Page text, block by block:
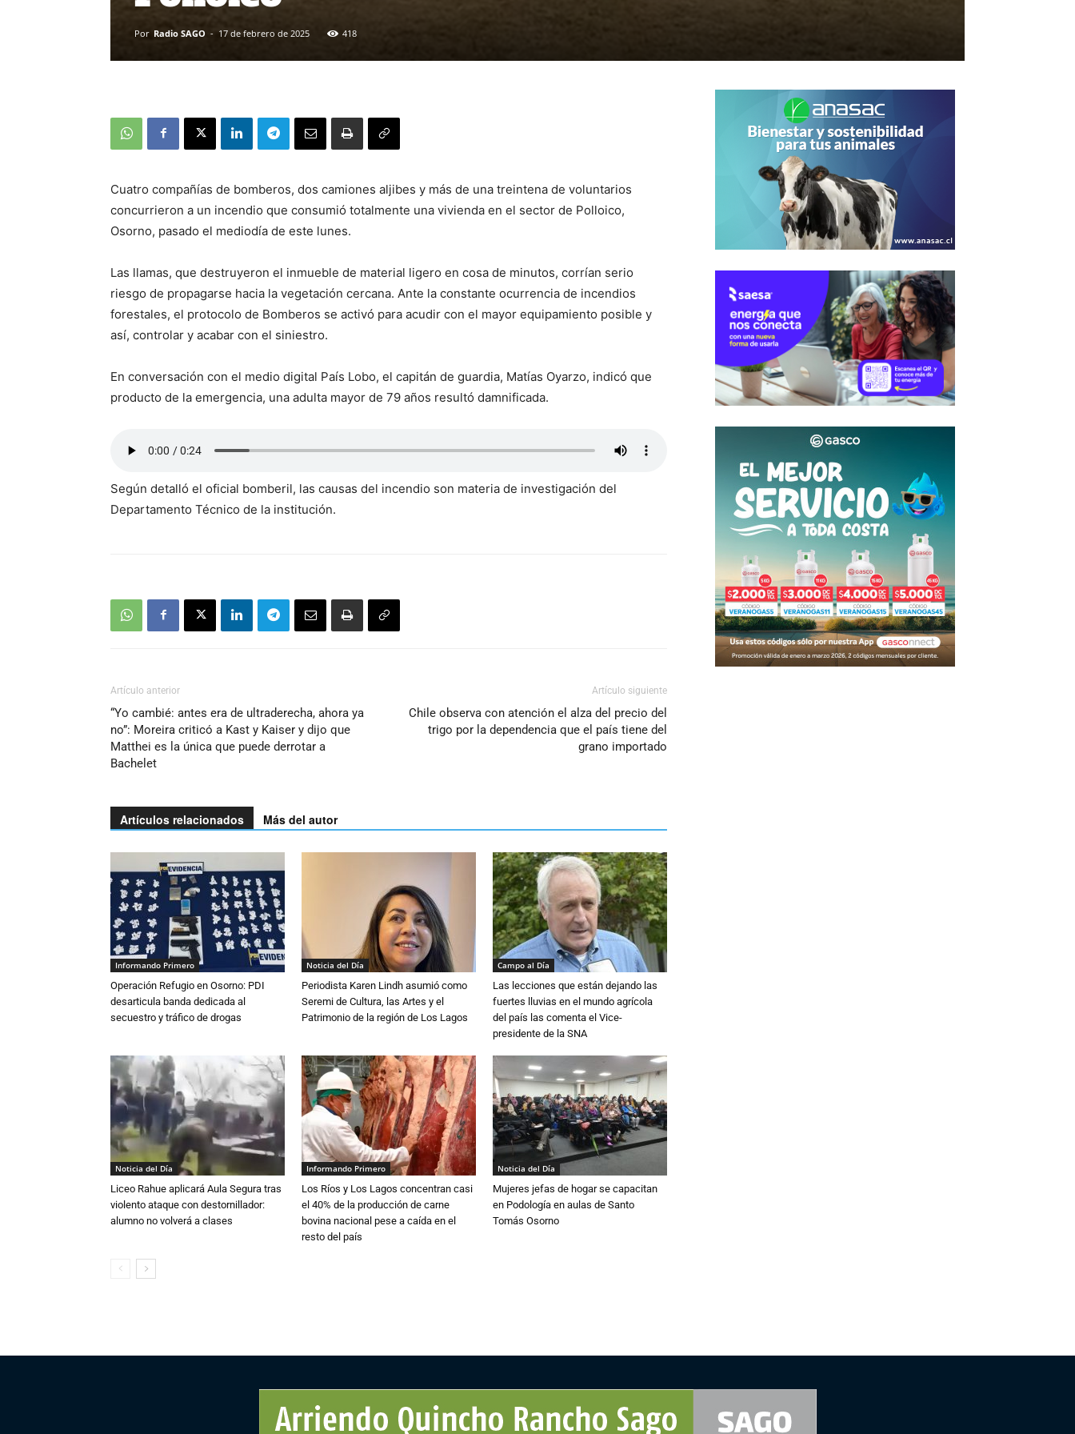
Por Radio SAGO - 17 de febrero de 2025 418
Cuatro compañías de bomberos, dos camiones aljibes y más de una treintena de voluntarios
concurrieron a un incendio que consumió totalmente una vivienda en el sector de Polloico,
Osorno, pasado el mediodía de este lunes.
Las llamas, que destruyeron el inmueble de material ligero en cosa de minutos, corrían serio
riesgo de propagarse hacia la vegetación cercana. Ante la constante ocurrencia de incendios
forestales, el protocolo de Bomberos se activó para acudir con el mayor equipamiento posible y
así, controlar y acabar con el siniestro.
En conversación con el medio digital País Lobo, el capitán de guardia, Matías Oyarzo, indicó que
producto de la emergencia, una adulta mayor de 79 años resultó damnificada.
Según detalló el oficial bomberil, las causas del incendio son materia de investigación del
Departamento Técnico de la institución.
Artículo anterior
“Yo cambié: antes era de ultraderecha, ahora ya
no”: Moreira criticó a Kast y Kaiser y dijo que
Matthei es la única que puede derrotar a
Bachelet
Artículo siguiente
Chile observa con atención el alza del precio del
trigo por la dependencia que el país tiene del
grano importado
Artículos relacionados Más del autor
Informando Primero
Operación Refugio en Osorno: PDI
desarticula banda dedicada al
secuestro y tráfico de drogas
Noticia del Día
Periodista Karen Lindh asumió como
Seremi de Cultura, las Artes y el
Patrimonio de la región de Los Lagos
Campo al Día
Las lecciones que están dejando las
fuertes lluvias en el mundo agrícola
del país las comenta el Vice-
presidente de la SNA
Noticia del Día
Liceo Rahue aplicará Aula Segura tras
violento ataque con destornillador:
alumno no volverá a clases
Informando Primero
Los Ríos y Los Lagos concentran casi
el 40% de la producción de carne
bovina nacional pese a caída en el
resto del país
Noticia del Día
Mujeres jefas de hogar se capacitan
en Podología en aulas de Santo
Tomás Osorno